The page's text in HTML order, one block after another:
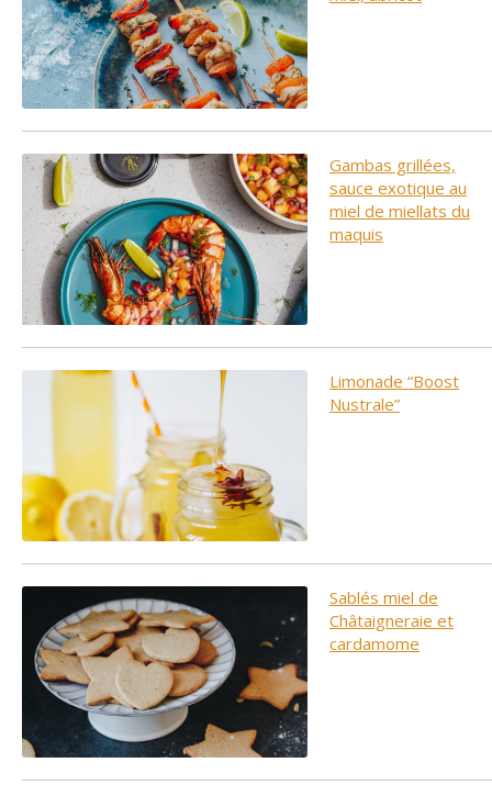
Gambas grillées,
sauce exotique au
miel de miellats du
maquis
Limonade “Boost
Nustrale”
Sablés miel de
Châtaigneraie et
cardamome